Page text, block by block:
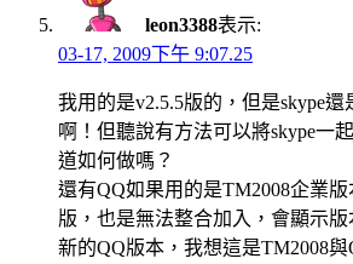
leon3388表示:
03-17, 2009下午 9:07.25
我用的是v2.5.5版的，但是skype
啊！但聽說有方法可以將skype一
道如何做嗎？
還有QQ如果用的是TM2008企業
版，也是無法整合加入，會顯示
新的QQ版本，我想這是TM2008